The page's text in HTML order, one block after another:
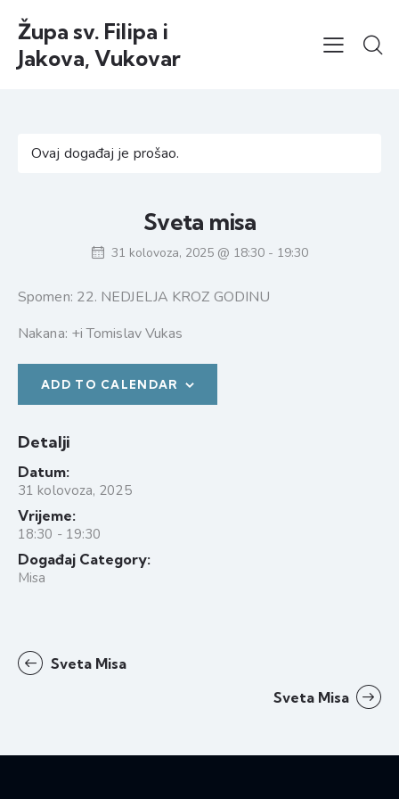
Župa sv. Filipa i
Jakova, Vukovar
Ovaj događaj je prošao.
Sveta misa
31 kolovoza, 2025 @ 18:30- 19:30
Spomen: 22. NEDJELJA KROZ GODINU
Nakana: +i Tomislav Vukas
ADD TO CALENDAR
Detalji
Datum:
31 kolovoza, 2025
Vrijeme:
18:30 - 19:30
Događaj Category:
Misa
Sveta Misa
Sveta Misa